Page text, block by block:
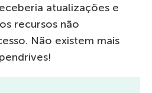
atualizações e
recursos não
Não existem mais